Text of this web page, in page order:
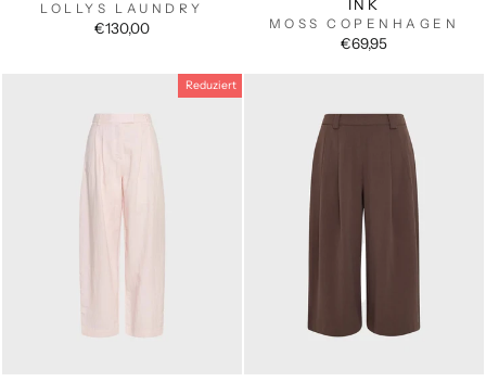
LOLLYS LAUNDRY
€130,00
INK
MOSS COPENHAGEN
€69,95
Reduziert